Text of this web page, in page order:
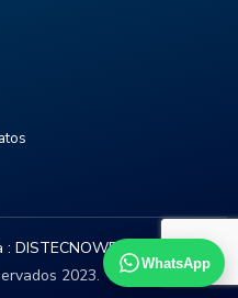
: DISTECNOWEB.COM
. Todos
2023.
WhatsApp